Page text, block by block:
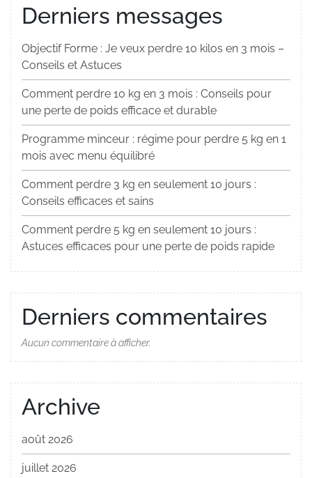
Derniers messages
Objectif Forme : Je veux perdre 10 kilos en 3 mois –
Conseils et Astuces
Comment perdre 10 kg en 3 mois : Conseils pour
une perte de poids efficace et durable
Programme minceur : régime pour perdre 5 kg en 1
mois avec menu équilibré
Comment perdre 3 kg en seulement 10 jours :
Conseils efficaces et sains
Comment perdre 5 kg en seulement 10 jours :
Astuces efficaces pour une perte de poids rapide
Derniers commentaires
Aucun commentaire à afficher.
Archive
août 2026
juillet 2026